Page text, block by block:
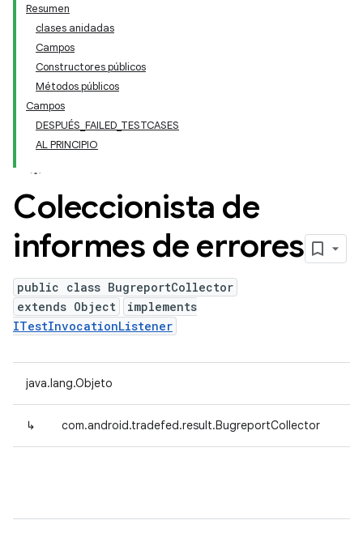
Resumen
clases anidadas
Campos
Constructores públicos
Métodos públicos
Campos
DESPUÉS_FAILED_TESTCASES
AL PRINCIPIO
Coleccionista de
informes de errores
public class BugreportCollector
extends Object
implements
ITestInvocationListener
java.lang.Objeto
↳ com.android.tradefed.result.BugreportCollector